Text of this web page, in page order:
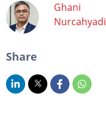
Ghani
Nurcahyadi
Share